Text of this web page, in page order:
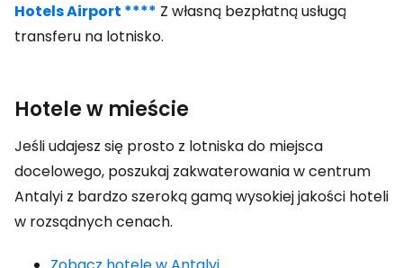
Hotels Airport **** Z własną bezpłatną usługą
transferu na lotnisko.
Hotele w mieście
Jeśli udajesz się prosto z lotniska do miejsca
docelowego, poszukaj zakwaterowania w centrum
Antalyi z bardzo szeroką gamą wysokiej jakości hoteli
w rozsądnych cenach.